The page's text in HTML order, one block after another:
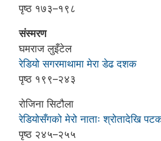
पृष्ठ १७३–१९८
संस्मरण
घमराज लुइँटेल
रेडियो सगरमाथामा मेरा डेढ दशक
पृष्ठ १९९–२४३
रोजिना सिटौला
रेडियोसँगको मेरो नाताः श्रोतादेखि
पृष्ठ २४५–२५५